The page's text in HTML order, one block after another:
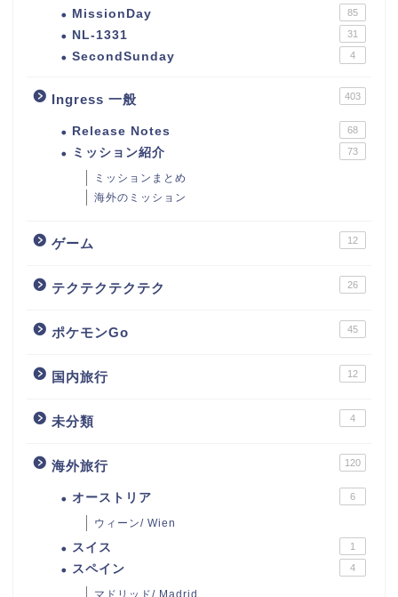
MissionDay 85
NL-1331 31
SecondSunday 4
Ingress 一般 403
Release Notes 68
ミッション紹介 73
ミッションまとめ
海外のミッション
ゲーム 12
テクテクテクテク 26
ポケモンGo 45
国内旅行 12
未分類 4
海外旅行 120
オーストリア 6
ウィーン/ Wien
スイス 1
スペイン 4
マドリッド/ Madrid